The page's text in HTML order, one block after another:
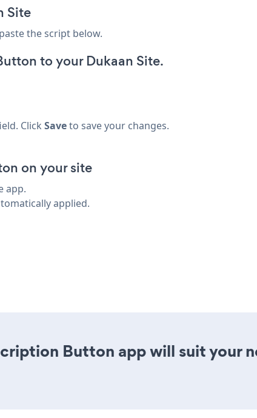
Site
the script below.
to your Dukaan Site.
Click Saveto save your changes.
on your site
app.
applied.
Button app will suit your